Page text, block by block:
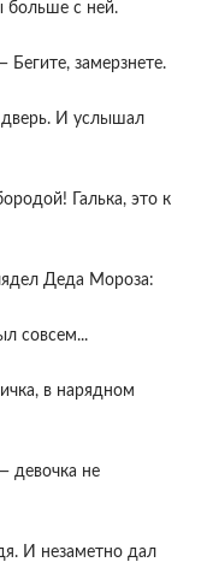
больше с ней.
замерзнете.
дверь. И услышал
Галька, это к
Деда Мороза:
совсем...
в нарядном
девочка не
И незаметно дал